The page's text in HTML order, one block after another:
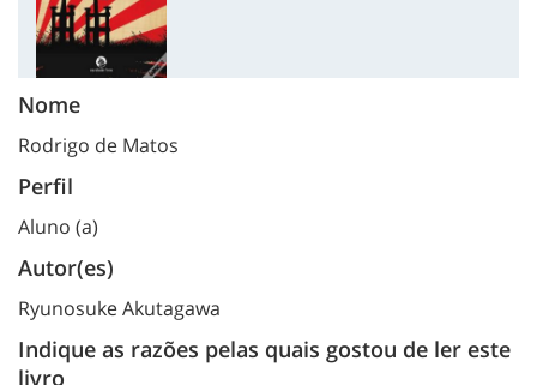
Nome
Rodrigo de Matos
Perfil
Aluno (a)
Autor(es)
Ryunosuke Akutagawa
Indique as razões pelas quais gostou de ler este
livro